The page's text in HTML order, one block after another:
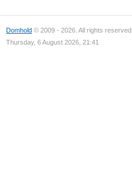
Domhold © 2009 - 2026. All rights reserved.
Thursday, 6 August 2026, 21:41